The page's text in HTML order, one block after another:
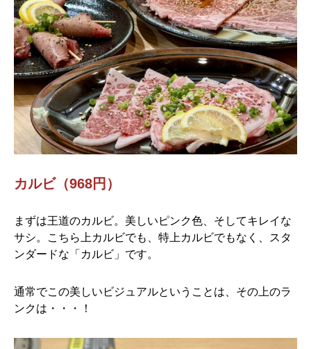
カルビ（968円）
まずは王道のカルビ。美しいピンク色、そしてキレイな
サシ。こちら上カルビでも、特上カルビでもなく、スタ
ンダードな「カルビ」です。
通常でこの美しいビジュアルということは、その上のラ
ンクは・・・！